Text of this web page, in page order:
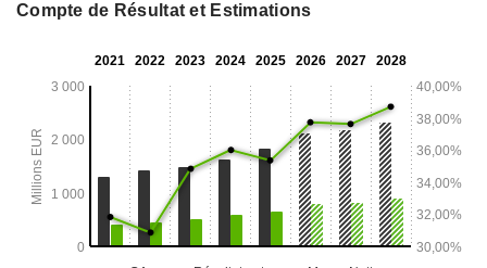
Compte de Résultat et Estimations